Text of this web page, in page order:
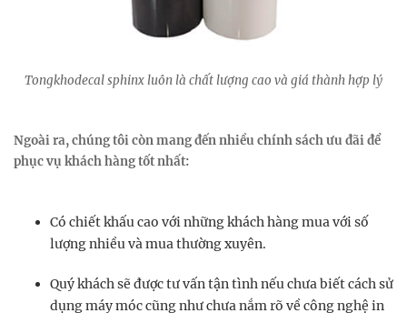
Tongkhodecal sphinx luôn là chất lượng cao và giá thành hợp lý
Ngoài ra, chúng tôi còn mang đến nhiều chính sách ưu đãi để
phục vụ khách hàng tốt nhất:
Có chiết khấu cao với những khách hàng mua với số
lượng nhiều và mua thường xuyên.
Quý khách sẽ được tư vấn tận tình nếu chưa biết cách sử
dụng máy móc cũng như chưa nắm rõ về công nghệ in